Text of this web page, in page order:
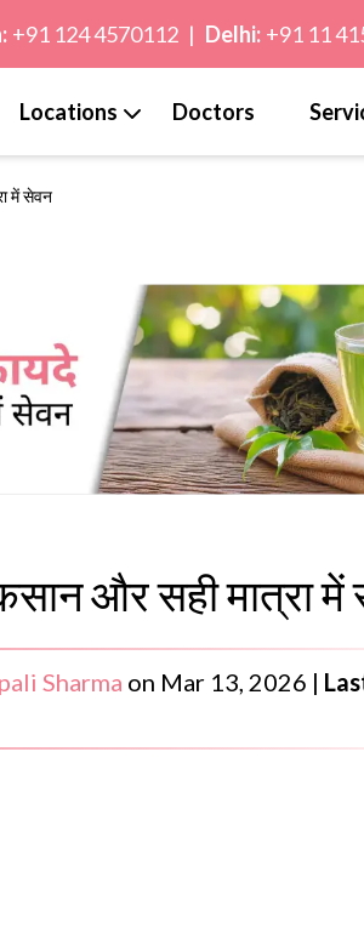
+91 124 4570112 | Delhi: +91 11
Locations Doctors
में सेवन
और सही मात्रा
Sharma on Mar 13, 2026 |